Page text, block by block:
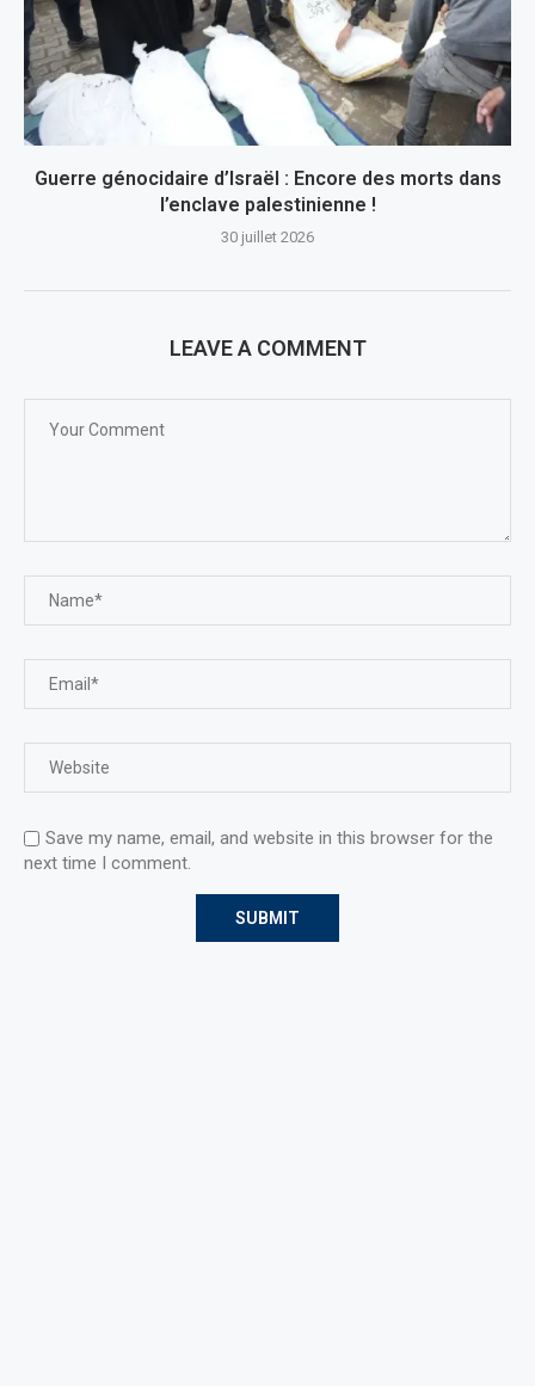
Guerre génocidaire d’Israël : Encore des morts dans
l’enclave palestinienne !
30 juillet 2026
LEAVE A COMMENT
Save my name, email, and website in this browser for the
next time I comment.